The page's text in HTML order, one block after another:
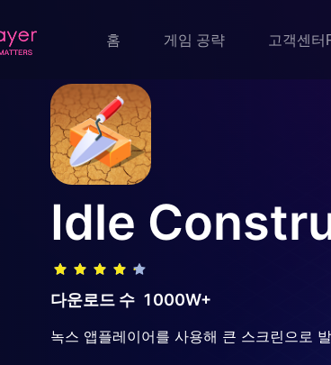
홈 게임 공략 고객센터
Idle
다운로드 수 1000W+
녹스 앱플레이어를 사용해 큰 스크린으로